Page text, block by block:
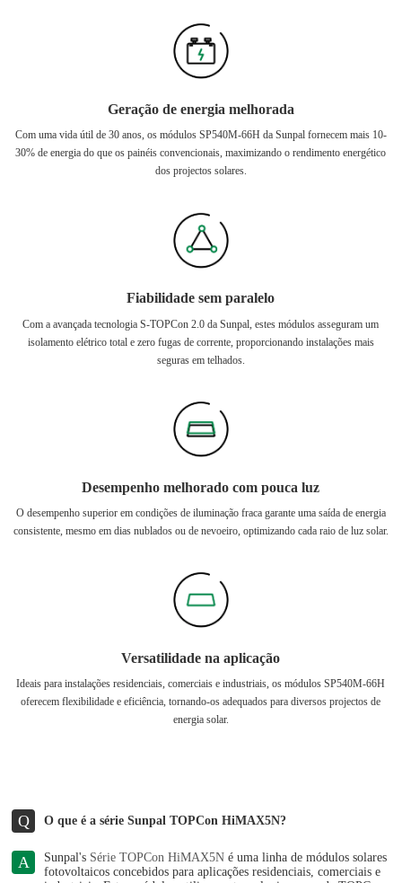
Geração de energia melhorada
Com uma vida útil de 30 anos, os módulos SP540M-66H da Sunpal fornecem mais 10-
30% de energia do que os painéis convencionais, maximizando o rendimento energético
dos projectos solares.
Fiabilidade sem paralelo
Com a avançada tecnologia S-TOPCon 2.0 da Sunpal, estes módulos asseguram um
isolamento elétrico total e zero fugas de corrente, proporcionando instalações mais
seguras em telhados.
Desempenho melhorado com pouca luz
O desempenho superior em condições de iluminação fraca garante uma saída de energia
consistente, mesmo em dias nublados ou de nevoeiro, optimizando cada raio de luz solar.
Versatilidade na aplicação
Ideais para instalações residenciais, comerciais e industriais, os módulos SP540M-66H
oferecem flexibilidade e eficiência, tornando-os adequados para diversos projectos de
energia solar.
Q O que é a série Sunpal TOPCon HiMAX5N?
A Sunpal's Série TOPCon HiMAX5N é uma linha de módulos solares
fotovoltaicos concebidos para aplicações residenciais, comerciais e